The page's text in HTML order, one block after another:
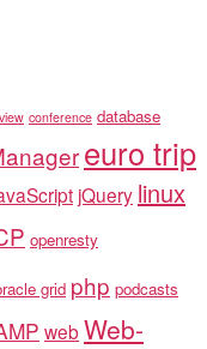
conference database
euro trip
jQuery linux
openresty
grid php podcasts
web Web-